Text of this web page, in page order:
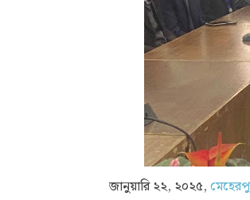
জানুয়ারি ২২, ২০২৫,